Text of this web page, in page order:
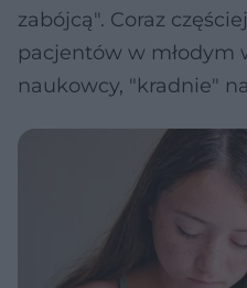
zabójcą". Coraz
pacjentów w młodym
naukowcy, "kradnie"